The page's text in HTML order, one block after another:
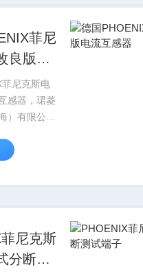
菲尼
良版电
尼克斯电
感器，珺菱
）有限公司
克斯电气全
格好，
尼克斯
分断测